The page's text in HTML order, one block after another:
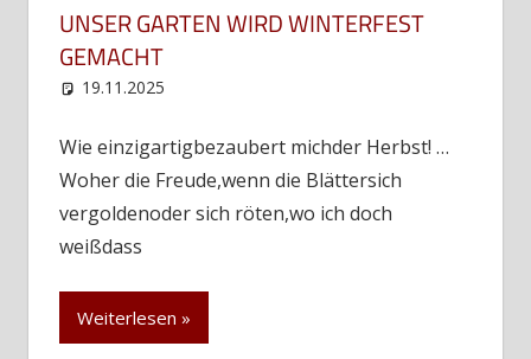
UNSER GARTEN WIRD WINTERFEST
GEMACHT
19.11.2025
Wie einzigartigbezaubert michder Herbst! …
Woher die Freude,wenn die Blättersich
vergoldenoder sich röten,wo ich doch
weißdass
Weiterlesen